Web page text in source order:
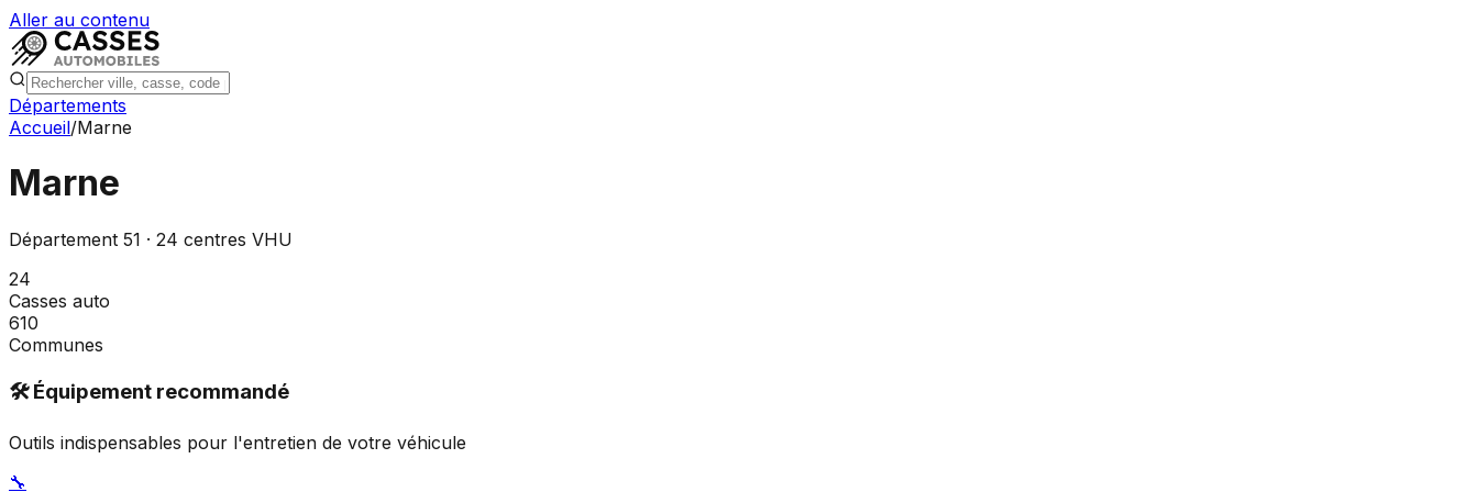
Aller au contenu
Départements
Accueil/Marne
Marne
Département 51 · 24 centres VHU
24
Casses auto
610
Communes
🛠️ Équipement recommandé
Outils indispensables pour l'entretien de votre véhicule
🔧